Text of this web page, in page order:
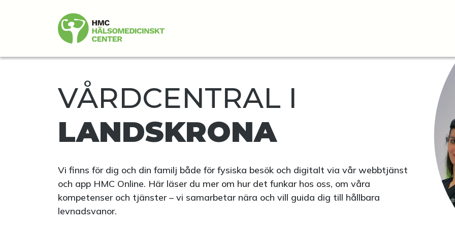
VÅRDCENTRAL I
LANDSKRONA
Vi finns för dig och din familj både för fysiska besök och digitalt via vår webbtjänst
och app HMC Online. Här läser du mer om hur det funkar hos oss, om våra
kompetenser och tjänster – vi samarbetar nära och vill guida dig till hållbara
levnadsvanor.